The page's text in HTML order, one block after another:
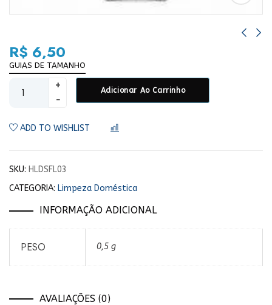
R$ 6,50
GUIAS DE TAMANHO
Adicionar Ao Carrinho
ADD TO WISHLIST
SKU: HLDSFL03
CATEGORIA: Limpeza Doméstica
INFORMAÇÃO ADICIONAL
PESO 0,5 g
AVALIAÇÕES (0)